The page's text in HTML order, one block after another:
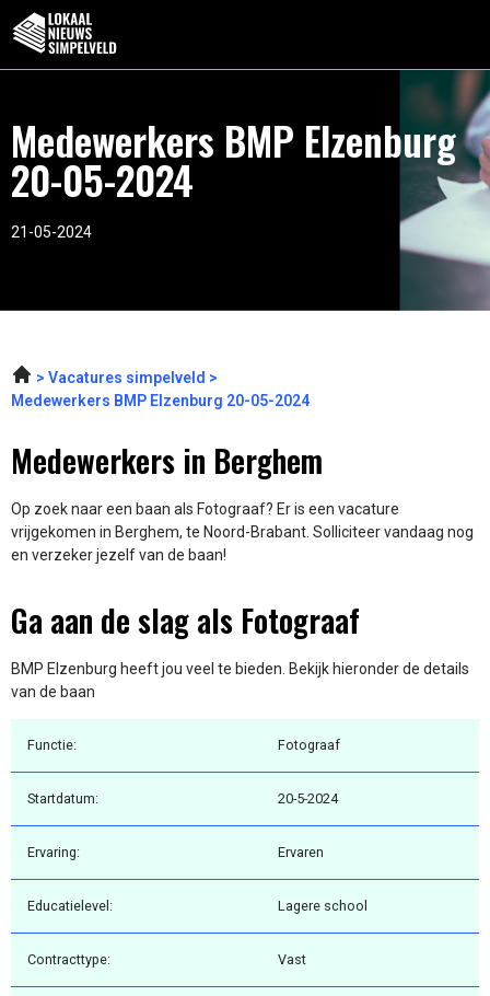
Medewerkers BMP Elzenburg
20-05-2024
21-05-2024
Vacatures simpelveld
Medewerkers BMP Elzenburg 20-05-2024
Medewerkers in Berghem
Op zoek naar een baan als Fotograaf? Er is een vacature
vrijgekomen in Berghem, te Noord-Brabant. Solliciteer vandaag nog
en verzeker jezelf van de baan!
Ga aan de slag als Fotograaf
BMP Elzenburg heeft jou veel te bieden. Bekijk hieronder de details
van de baan
Functie: Fotograaf
Startdatum: 20-5-2024
Ervaring: Ervaren
Educatielevel: Lagere school
Contracttype: Vast